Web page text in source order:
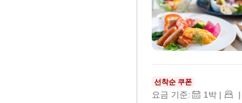
선착순 쿠폰
요금 기준: 1박 | |